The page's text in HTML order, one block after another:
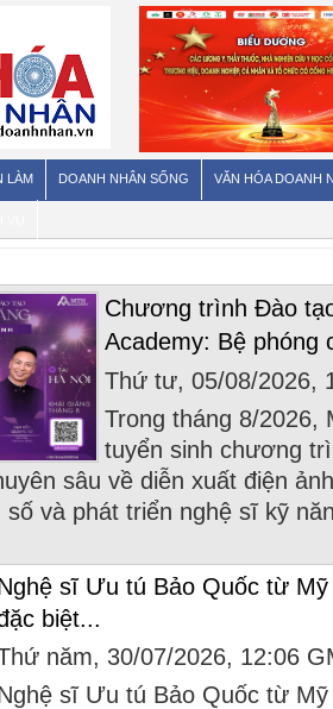
LÀM DOANH NHÂN SỐNG VĂN HÓA DOANH
Chương trình Đào
Academy: Bệ phóng
Thứ tư, 05/08/2026,
Trong tháng 8/2026,
tuyển sinh chương
sâu về diễn xuất điện
và phát triển nghệ sĩ kỹ
sĩ Ưu tú Bảo Quốc từ
biệt...
năm, 30/07/2026, 12:06
sĩ Ưu tú Bảo Quốc từ